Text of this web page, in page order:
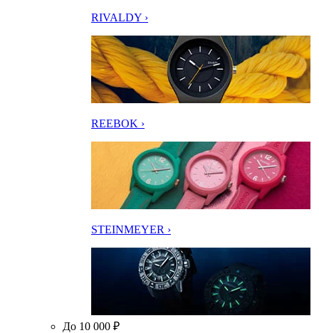
RIVALDY ›
REEBOK ›
STEINMEYER ›
До 10 000 ₽